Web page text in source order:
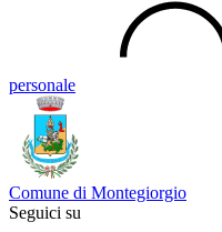
personale
Comune di Montegiorgio
Seguici su